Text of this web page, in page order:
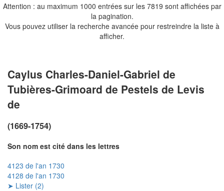
Attention : au maximum 1000 entrées sur les 7819 sont affichées par
la pagination.
Vous pouvez utiliser la recherche avancée pour restreindre la liste à
afficher.
Caylus Charles-Daniel-Gabriel de
Tubières-Grimoard de Pestels de Levis
de
(1669-1754)
Son nom est cité dans les lettres
4123 de l'an 1730
4128 de l'an 1730
➤ Lister (2)